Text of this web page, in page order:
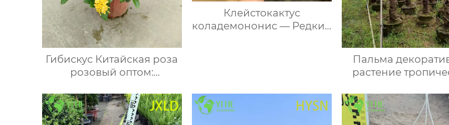
Гибискус Китайская роза
розовый оптом:
саженцы для экспорта
Клейстокактус
коладемононис — Редкий
Пальма
растение
интерьер опт